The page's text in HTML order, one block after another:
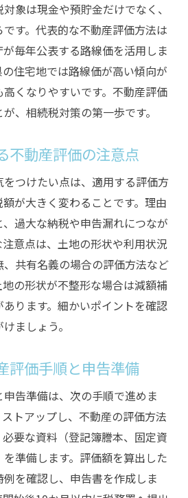
象は現金や預貯金だけでなく、
す。代表的な不動産評価方法は
毎年公表する路線価を活用しま
住宅地では路線価が高い傾向が
くなりやすいです。不動産評価
、相続税対策の第一歩です。
不動産評価の注意点
つけたい点は、適用する評価方
が大きく変わることです。理由
過大な納税や申告漏れにつなが
意点は、土地の形状や利用状況
共有名義の場合の評価方法など
の形状が不整形な場合は減額補
ります。細かいポイントを確認
ましょう。
評価手順と申告準備
告準備は、次の手順で進めま
トアップし、不動産の評価方法
要な資料（登記簿謄本、固定資
準備します。評価額を算出した
を確認し、申告書を作成しま